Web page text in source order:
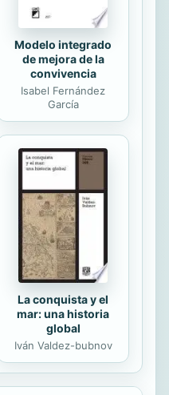
Modelo integrado
de mejora de la
convivencia
Isabel Fernández
García
La conquista y el
mar: una historia
global
Iván Valdez-bubnov